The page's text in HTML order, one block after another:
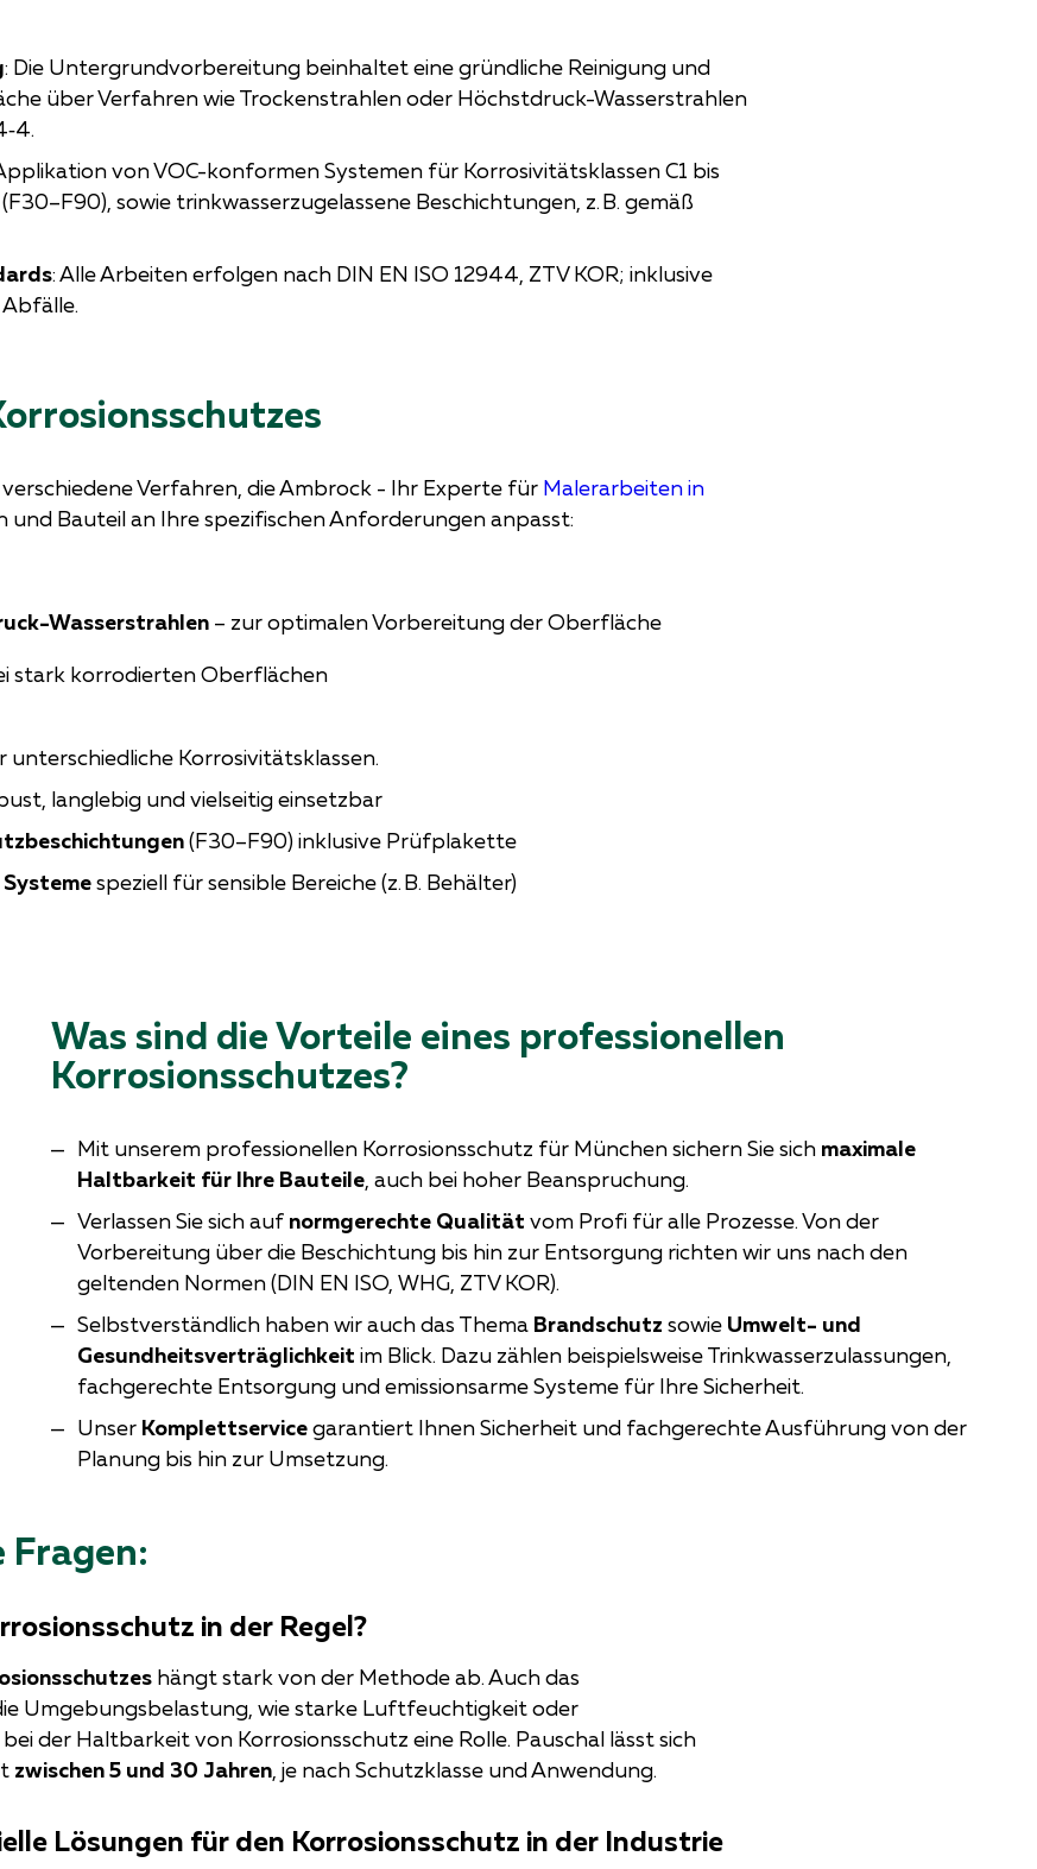
: Die Untergrundvorbereitung beinhaltet eine gründliche Reinigung und
über Verfahren wie Trockenstrahlen oder Höchstdruck-Wasserstrahlen
von VOC-konformen Systemen für Korrosivitätsklassen C1 bis
sowie trinkwasserzugelassene Beschichtungen, z. B. gemäß
: Alle Arbeiten erfolgen nach DIN EN ISO 12944, ZTV KOR; inklusive
Verfahren, die Ambrock - Ihr Experte für Malerarbeiten in
und Bauteil an Ihre spezifischen Anforderungen anpasst:
Wasserstrahlen – zur optimalen Vorbereitung der Oberfläche
stark korrodierten Oberflächen
unterschiedliche Korrosivitätsklassen.
langlebig und vielseitig einsetzbar
(F30–F90) inklusive Prüfplakette
speziell für sensible Bereiche (z. B. Behälter)
Was sind die Vorteile eines professionellen
Korrosionsschutzes?
Mit unserem professionellen Korrosionsschutz für München sichern Sie sich maximale
Haltbarkeit für Ihre Bauteile, auch bei hoher Beanspruchung.
Verlassen Sie sich auf normgerechte Qualität vom Profi für alle Prozesse. Von der
Vorbereitung über die Beschichtung bis hin zur Entsorgung richten wir uns nach den
geltenden Normen (DIN EN ISO, WHG, ZTV KOR).
Selbstverständlich haben wir auch das Thema Brandschutz sowieUmwelt- und
Gesundheitsverträglichkeit im Blick. Dazu zählen beispielsweise Trinkwasserzulassungen,
fachgerechte Entsorgung und emissionsarme Systeme für Ihre Sicherheit.
Unser Komplettservicegarantiert Ihnen Sicherheit und fachgerechte Ausführung von der
Planung bis hin zur Umsetzung.
in der Regel?
hängt stark von der Methode ab. Auch das
Umgebungsbelastung, wie starke Luftfeuchtigkeit oder
der Haltbarkeit von Korrosionsschutz eine Rolle. Pauschal lässt sich
zwischen 5 und 30 Jahren, je nach Schutzklasse und Anwendung.
Lösungen für den Korrosionsschutz in der Industrie